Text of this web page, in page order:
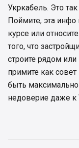
Укркабель. Это
Поймите, эта инфо
курсе или
того, что
строите рядом
примите как
быть
недоверие даже